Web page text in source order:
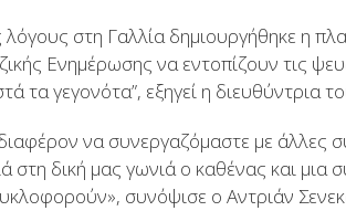
στη Γαλλία δημιουργήθηκε η
Ενημέρωσης να εντοπίζουν τις
τα γεγονότα”, εξηγεί η διευθύντρια
να συνεργαζόμαστε με άλλες
στη δική μας γωνιά ο καθένας και μια
συνόψισε ο Αντριάν